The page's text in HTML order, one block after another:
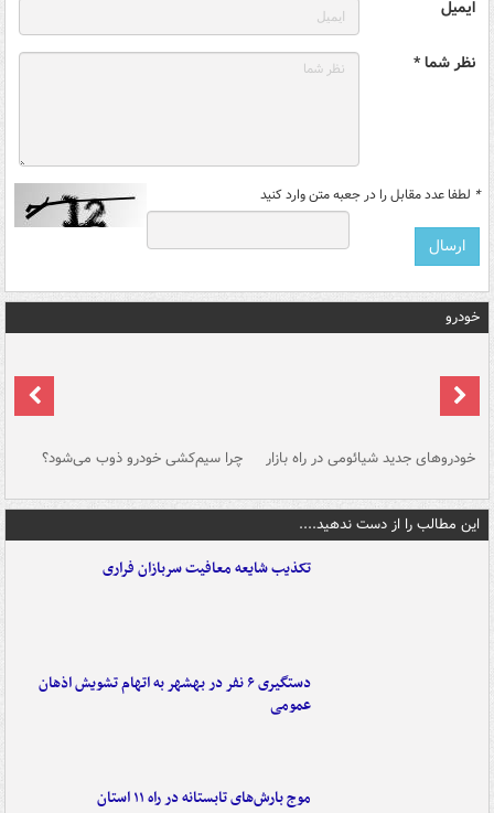
ایمیل
نظر شما *
* لطفا عدد مقابل را در جعبه متن وارد کنید
خودرو
خودروهای جدید شیائومی در راه بازار چرا سیم‌کشی خودرو ذوب می‌شود؟
این مطالب را از دست ندهید....
تکذیب شایعه معافیت سربازان فراری
دستگیری ۶ نفر در بهشهر به اتهام تشویش اذهان
عمومی
موج بارش‌های تابستانه در راه ۱۱ استان